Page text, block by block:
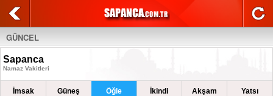
GÜNCEL
Sapanca
Namaz Vakitleri
İmsak Güneş Öğle İkindi Akşam Yatsı